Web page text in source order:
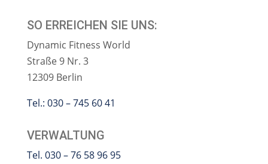
SO ERREICHEN SIE UNS:
Dynamic Fitness World
Straße 9 Nr. 3
12309 Berlin
Tel.: 030 – 745 60 41
VERWALTUNG
Tel. 030 – 76 58 96 95